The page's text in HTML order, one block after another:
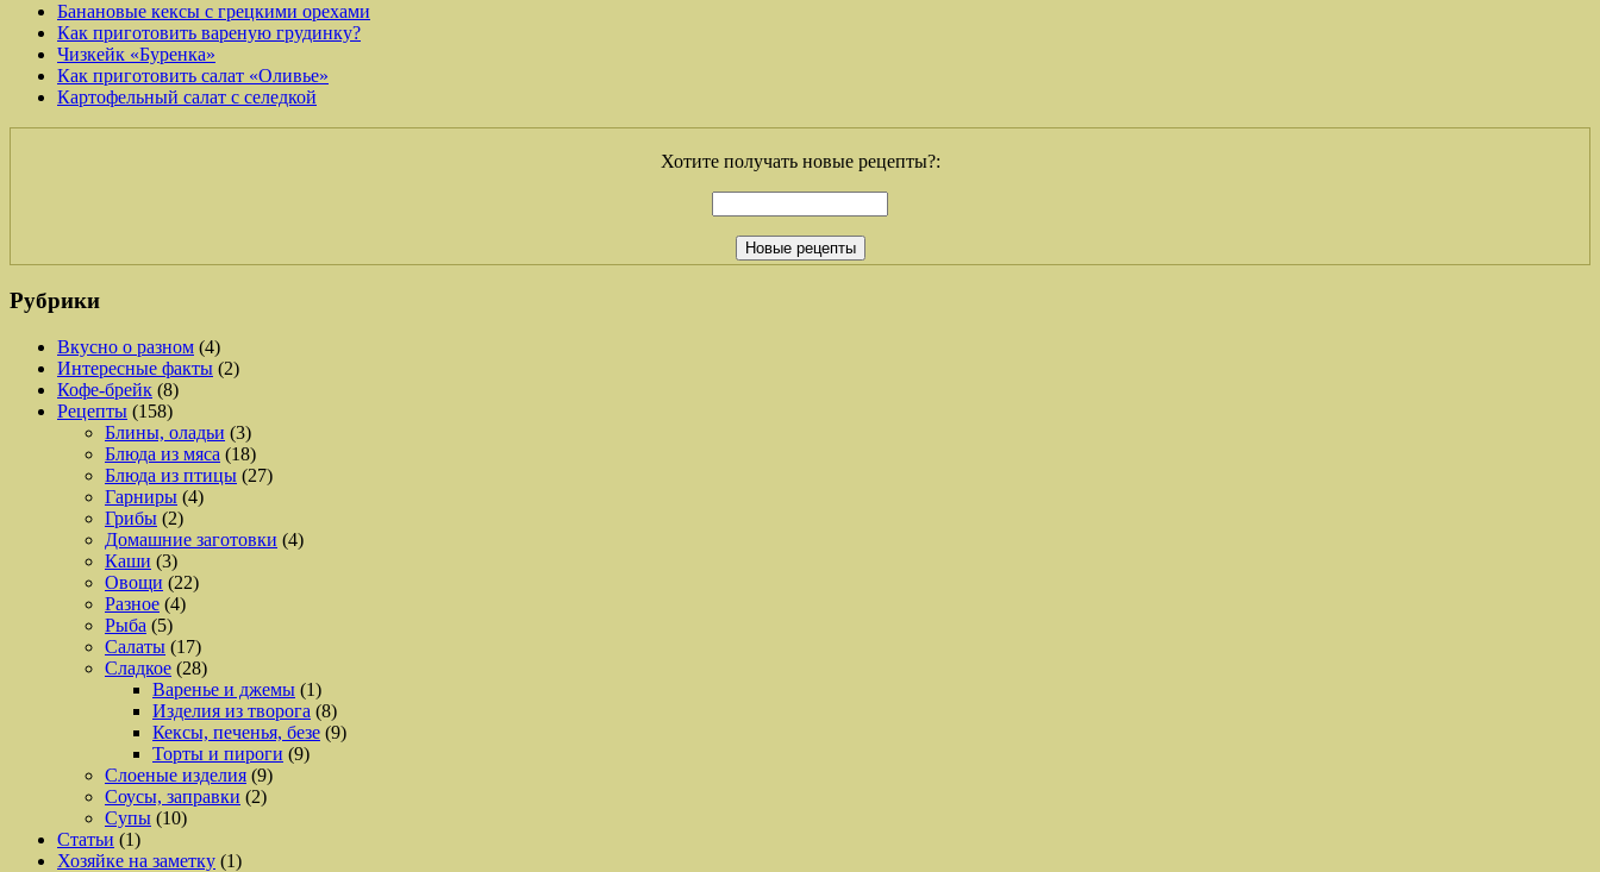
Банановые кексы с грецкими орехами
Как приготовить вареную грудинку?
Чизкейк «Буренка»
Как приготовить салат «Оливье»
Картофельный салат с селедкой
Хотите получать новые рецепты?:
Рубрики
Вкусно о разном (4)
Интересные факты (2)
Кофе-брейк (8)
Рецепты (158)
Блины, оладьи (3)
Блюда из мяса (18)
Блюда из птицы (27)
Гарниры (4)
Грибы (2)
Домашние заготовки (4)
Каши (3)
Овощи (22)
Разное (4)
Рыба (5)
Салаты (17)
Сладкое (28)
Варенье и джемы (1)
Изделия из творога (8)
Кексы, печенья, безе (9)
Торты и пироги (9)
Слоеные изделия (9)
Соусы, заправки (2)
Супы (10)
Статьи (1)
Хозяйке на заметку (1)